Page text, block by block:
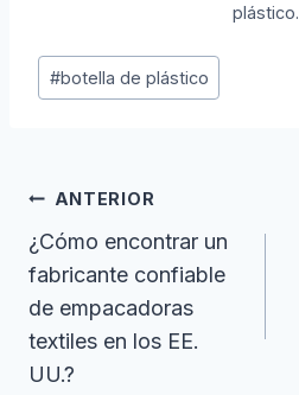
plástico.
Etiquetas
de
#botella de plástico
Navegación
De
Entradas
ANTERIOR
¿Cómo encontrar un
fabricante confiable
de empacadoras
textiles en los EE.
UU.?